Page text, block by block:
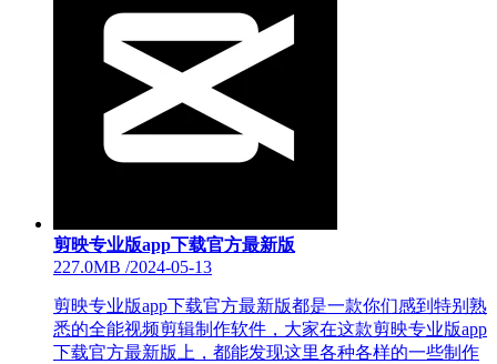
剪映专业版app下载官方最新版
227.0MB /2024-05-13
剪映专业版app下载官方最新版都是一款你们感到特别熟
悉的全能视频剪辑制作软件，大家在这款剪映专业版app
下载官方最新版上，都能发现这里各种各样的一些制作